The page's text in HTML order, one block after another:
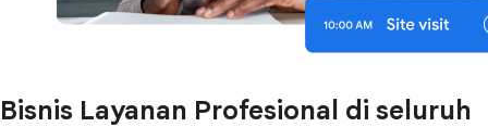
Bisnis Layanan Profesional di seluruh